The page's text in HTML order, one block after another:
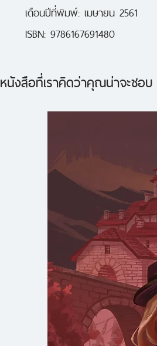
เดือนปีีที่พิมพ์: เมษายน 2561
ISBN: 9786167691480
หนังสือที่เราคิดว่าคุณน่าจะชอบ